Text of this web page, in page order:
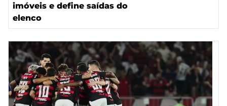
imóveis e define saídas do
elenco